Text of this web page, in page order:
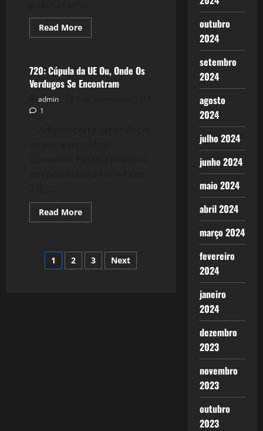
Read MoreRead
more
Podridão
na
Espanha
Crise 2.0
720: Cúpula da UE Ou, Onde Os
Verdugos Se Encontram
admin
1
Read MoreRead
more
da
UE
Ou,
Paginação
1 2 3 Next
outubro
2024
setembro
2024
agosto
2024
julho 2024
junho 2024
maio 2024
abril 2024
março 2024
fevereiro
2024
janeiro
2024
dezembro
2023
novembro
2023
outubro
2023